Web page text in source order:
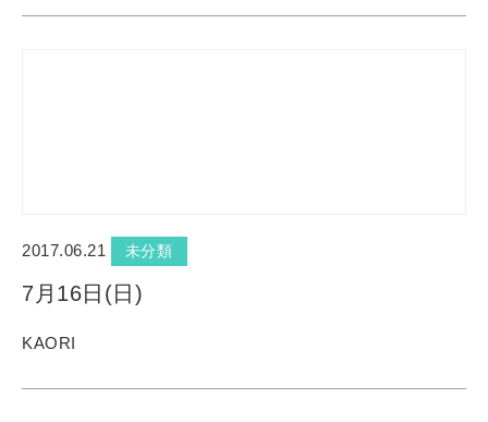
2017.06.21 未分類
7月16日(日)
KAORI